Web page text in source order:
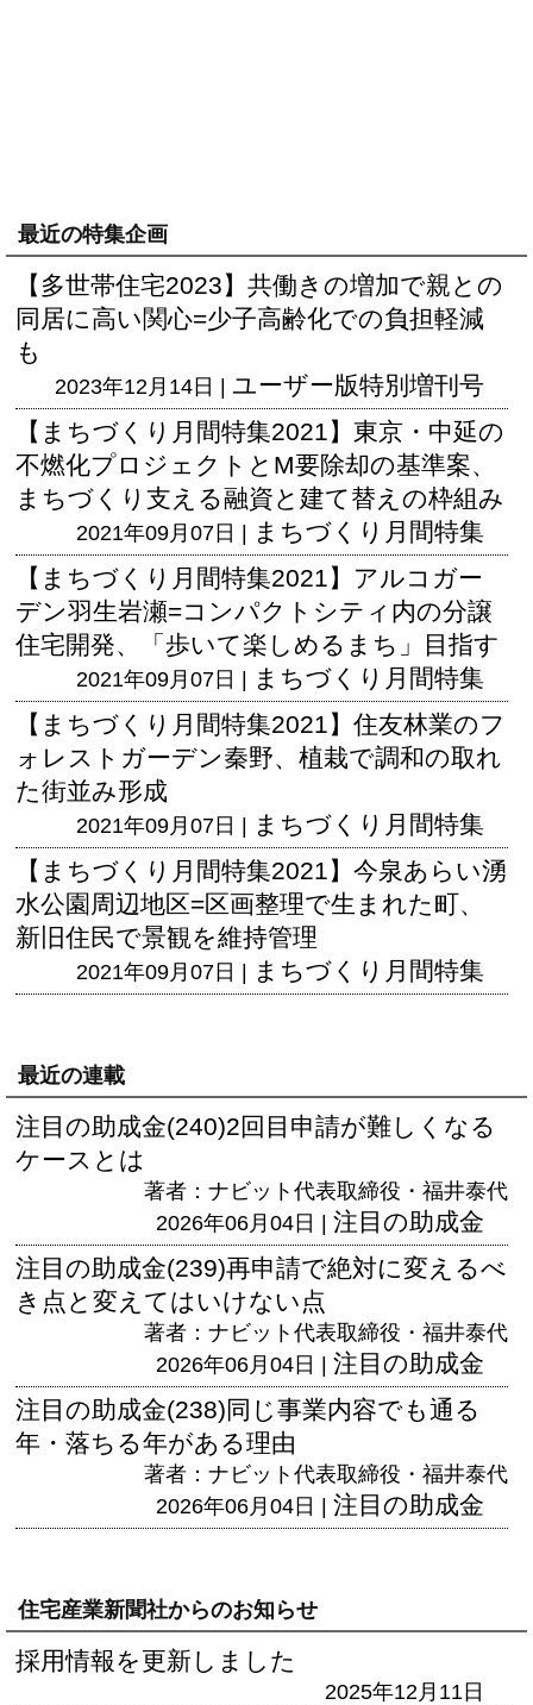
最近の特集企画
【多世帯住宅2023】共働きの増加で親との
同居に高い関心=少子高齢化での負担軽減
も
2023年12月14日 | ユーザー版特別増刊号
【まちづくり月間特集2021】東京・中延の
不燃化プロジェクトとM要除却の基準案、
まちづくり支える融資と建て替えの枠組み
2021年09月07日 | まちづくり月間特集
【まちづくり月間特集2021】アルコガー
デン羽生岩瀬=コンパクトシティ内の分譲
住宅開発、「歩いて楽しめるまち」目指す
2021年09月07日 | まちづくり月間特集
【まちづくり月間特集2021】住友林業のフ
ォレストガーデン秦野、植栽で調和の取れ
た街並み形成
2021年09月07日 | まちづくり月間特集
【まちづくり月間特集2021】今泉あらい湧
水公園周辺地区=区画整理で生まれた町、
新旧住民で景観を維持管理
2021年09月07日 | まちづくり月間特集
最近の連載
注目の助成金(240)2回目申請が難しくなる
ケースとは
著者：ナビット代表取締役・福井泰代
2026年06月04日 | 注目の助成金
注目の助成金(239)再申請で絶対に変えるべ
き点と変えてはいけない点
著者：ナビット代表取締役・福井泰代
2026年06月04日 | 注目の助成金
注目の助成金(238)同じ事業内容でも通る
年・落ちる年がある理由
著者：ナビット代表取締役・福井泰代
2026年06月04日 | 注目の助成金
住宅産業新聞社からのお知らせ
採用情報を更新しました
2025年12月11日